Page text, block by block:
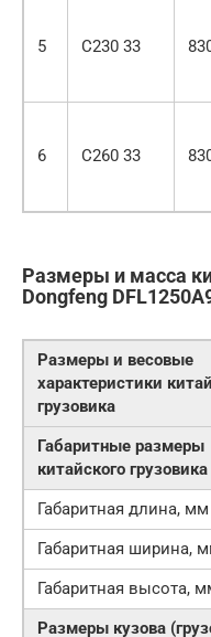
5 C230 33
6 C260 33
Размеры и масса
Dongfeng
Размеры и весовые
характеристики
грузовика
Габаритные размеры
китайского грузовика
Габаритная длина, мм
Габаритная ширина,
Габаритная высота,
Размеры кузова